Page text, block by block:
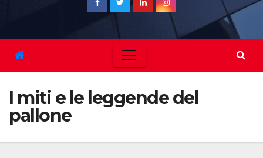
I miti e le leggende del
pallone